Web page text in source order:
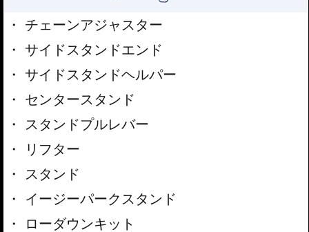
チェーンアジャスター
サイドスタンドエンド
サイドスタンドヘルパー
センタースタンド
スタンドプルレバー
リフター
スタンド
イージーパークスタンド
ローダウンキット